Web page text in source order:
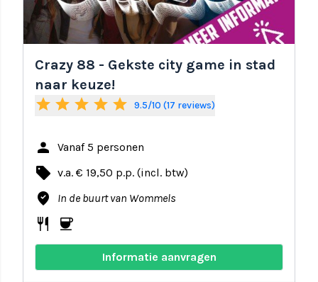
Crazy 88 - Gekste city game in stad
naar keuze!
star star star star star 9.5/10 (17 reviews)
person Vanaf 5 personen
local_offer v.a. € 19,50 p.p. (incl. btw)
where_to_vote In de buurt van Wommels
restaurant coffee
Informatie aanvragen